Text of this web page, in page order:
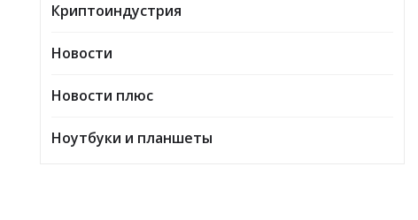
Криптоиндустрия
Новости
Новости плюс
Ноутбуки и планшеты